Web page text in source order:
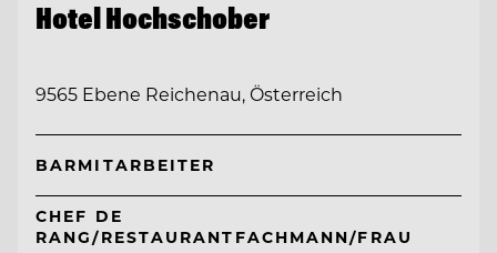
Hotel Hochschober
9565 Ebene Reichenau, Österreich
BARMITARBEITER
CHEF DE
RANG/RESTAURANTFACHMANN/FRAU